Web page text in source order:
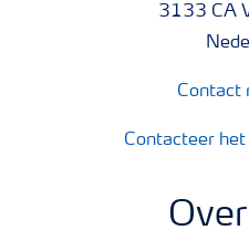
3133 CA
Contact
Contacteer